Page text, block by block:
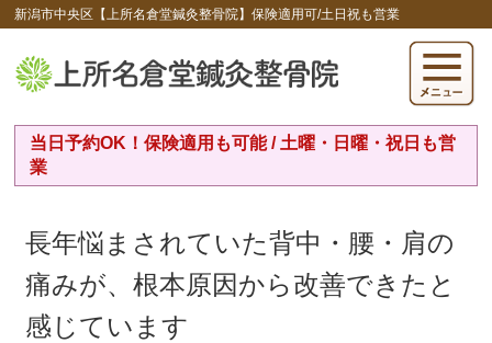
新潟市中央区【上所名倉堂鍼灸整骨院】保険適用可/土日祝も営業
当日予約OK！保険適用も可能 / 土曜・日曜・祝日も営
業
長年悩まされていた背中・腰・肩の
痛みが、根本原因から改善できたと
感じています